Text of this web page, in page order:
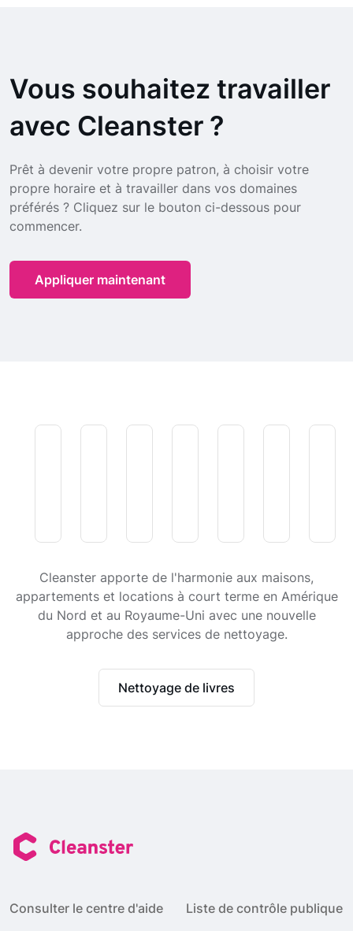
Vous souhaitez travailler
avec Cleanster ?
Prêt à devenir votre propre patron, à choisir votre
propre horaire et à travailler dans vos domaines
préférés ? Cliquez sur le bouton ci-dessous pour
commencer.
Appliquer maintenant
Cleanster apporte de l'harmonie aux maisons,
appartements et locations à court terme en Amérique
du Nord et au Royaume-Uni avec une nouvelle
approche des services de nettoyage.
Nettoyage de livres
Consulter le centre d'aide
Liste de contrôle publique